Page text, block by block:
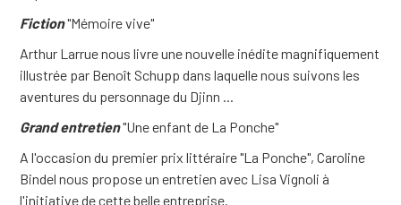
Fiction"Mémoire vive"
Arthur Larrue nous livre une nouvelle inédite magnifiquement
illustrée par Benoît Schupp dans laquelle nous suivons les
aventures du personnage du Djinn ...
Grand entretien"Une enfant de La Ponche"
A l'occasion du premier prix littéraire "La Ponche", Caroline
Bindel nous propose un entretien avec Lisa Vignoli à
l'initiative de cette belle entreprise.